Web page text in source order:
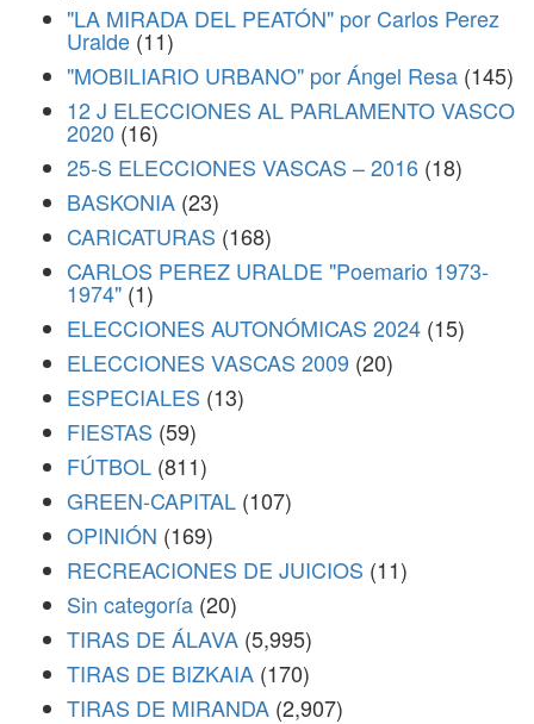
"LA MIRADA DEL PEATÓN" por Carlos Perez
Uralde (11)
"MOBILIARIO URBANO" por Ángel Resa (145)
12 J ELECCIONES AL PARLAMENTO VASCO
2020 (16)
25-S ELECCIONES VASCAS – 2016 (18)
BASKONIA (23)
CARICATURAS (168)
CARLOS PEREZ URALDE "Poemario 1973-
1974" (1)
ELECCIONES AUTONÓMICAS 2024 (15)
ELECCIONES VASCAS 2009 (20)
ESPECIALES (13)
FIESTAS (59)
FÚTBOL (811)
GREEN-CAPITAL (107)
OPINIÓN (169)
RECREACIONES DE JUICIOS (11)
Sin categoría (20)
TIRAS DE ÁLAVA (5,995)
TIRAS DE BIZKAIA (170)
TIRAS DE MIRANDA (2,907)